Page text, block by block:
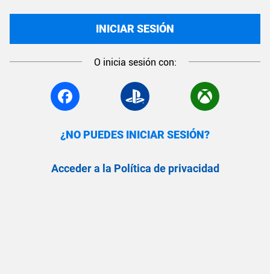
INICIAR SESIÓN
O inicia sesión con:
¿NO PUEDES INICIAR SESIÓN?
Acceder a la Política de privacidad